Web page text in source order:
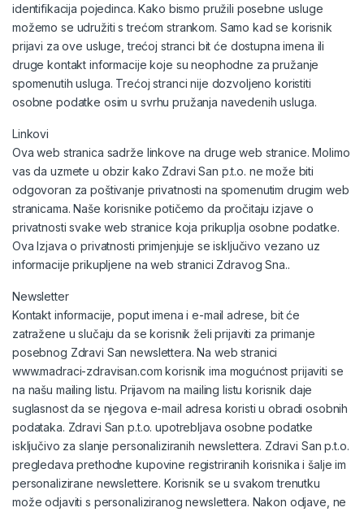
identifikacija pojedinca. Kako bismo pružili posebne usluge
možemo se udružiti s trećom strankom. Samo kad se korisnik
prijavi za ove usluge, trećoj stranci bit će dostupna imena ili
druge kontakt informacije koje su neophodne za pružanje
spomenutih usluga. Trećoj stranci nije dozvoljeno koristiti
osobne podatke osim u svrhu pružanja navedenih usluga.
Linkovi
Ova web stranica sadrže linkove na druge web stranice. Molimo
vas da uzmete u obzir kako Zdravi San p.t.o. ne može biti
odgovoran za poštivanje privatnosti na spomenutim drugim web
stranicama. Naše korisnike potičemo da pročitaju izjave o
privatnosti svake web stranice koja prikuplja osobne podatke.
Ova Izjava o privatnosti primjenjuje se isključivo vezano uz
informacije prikupljene na web stranici Zdravog Sna..
Newsletter
Kontakt informacije, poput imena i e-mail adrese, bit će
zatražene u slučaju da se korisnik želi prijaviti za primanje
posebnog Zdravi San newslettera. Na web stranici
www.madraci-zdravisan.com korisnik ima mogućnost prijaviti se
na našu mailing listu. Prijavom na mailing listu korisnik daje
suglasnost da se njegova e-mail adresa koristi u obradi osobnih
podataka. Zdravi San p.t.o. upotrebljava osobne podatke
isključivo za slanje personaliziranih newslettera. Zdravi San p.t.o.
pregledava prethodne kupovine registriranih korisnika i šalje im
personalizirane newslettere. Korisnik se u svakom trenutku
može odjaviti s personaliziranog newslettera. Nakon odjave, ne